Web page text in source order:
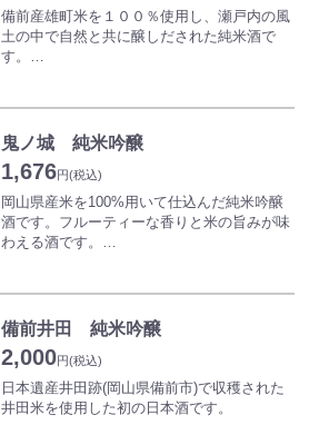
備前産雄町米を１００％使用し、瀬戸内の風
土の中で自然と共に醸しだされた純米酒で
す。
した旨味とキレのあるのどごしをお楽しみく
ださい。
●20歳未満の者の飲酒は法律で固く禁じられ
ています。
日本酒度は糖分の多い物がマイナスに、逆に
糖分の少ない物がプラスとなります。マイナ
スの度合いが高いほど甘口となり、プラスの
度合いが高いほど辛口になります。(日本酒
の味わいは糖分だけでなく、酸度、アミノ
酸、アルコール度などにも関係してきますの
で、日本酒度は、甘口、辛口を示す一応の目
鬼ノ城 純米吟醸
1,676円(税込)
岡山県産米を100%用いて仕込んだ純米吟醸
酒です。フルーティーな香りと米の旨みが味
わえる酒です。
焼きには癖のないまろやかな酒が肉の旨み引
き立てます。)
・焼き鳥(塩)(純米吟醸とジューシーな焼き鳥
は何本でも焼き鳥が進み、飲み飽きしない組
み合わせです。)
備前井田 純米吟醸
2,000円(税込)
日本遺産井田跡(岡山県備前市)で収穫された
井田米を使用した初の日本酒です。